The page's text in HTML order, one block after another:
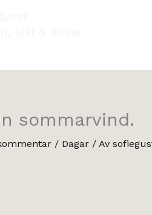
sommarvind.
/ Dagar / Av